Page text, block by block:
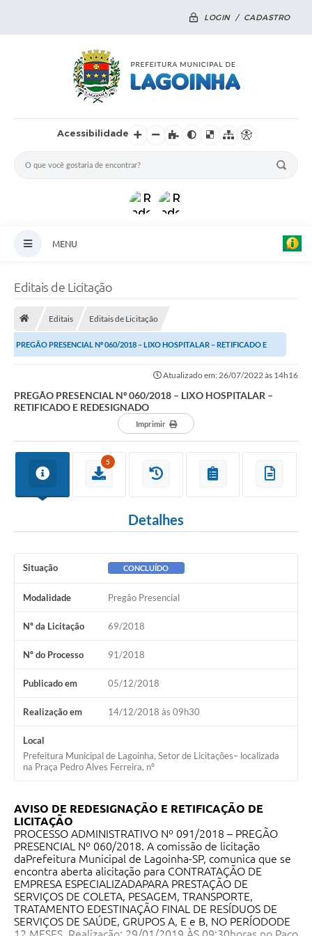
LOGIN / CADASTRO
Acessibilidade
MENU
Secretarias
Multimídia
Contato
Formulário elaboração LDO
Formulário Elaboração LOA 2021
Setores Públicos – Telefones
Atualização Cadastral
A Nossa Cidade
Galeria de Fotos
Audiências Públicas
Arquivos para Download
A Prefeitura
Carta de Serviços
Projetos
Contas Públicas
Legislação
Editais
Links
Editais de Licitação
Editais Editais de Licitação
PREGÃO PRESENCIAL Nº 060/2018 – LIXO HOSPITALAR – RETIFICADO E
Atualizado em: 26/07/2022 às 14h16
PREGÃO PRESENCIAL Nº 060/2018 – LIXO HOSPITALAR –
RETIFICADO E REDESIGNADO
Imprimir
5
Detalhes
Situação CONCLUÍDO
Modalidade Pregão Presencial
Nº da Licitação 69/2018
Nº do Processo 91/2018
Publicado em 05/12/2018
Realização em 14/12/2018 às 09h30
Local
Prefeitura Municipal de Lagoinha, Setor de Licitações– localizada
na Praça Pedro Alves Ferreira, nº
AVISO DE REDESIGNAÇÃO E RETIFICAÇÃO DE
LICITAÇÃO
PROCESSO ADMINISTRATIVO Nº 091/2018 – PREGÃO
PRESENCIAL Nº 060/2018. A comissão de licitação
daPrefeitura Municipal de Lagoinha-SP, comunica que se
encontra aberta alicitação para CONTRATAÇÃO DE
EMPRESA ESPECIALIZADAPARA PRESTAÇÃO DE
SERVIÇOS DE COLETA, PESAGEM, TRANSPORTE,
TRATAMENTO EDESTINAÇÃO FINAL DE RESÍDUOS DE
SERVIÇOS DE SAÚDE, GRUPOS A, E e B, NO PERÍODODE